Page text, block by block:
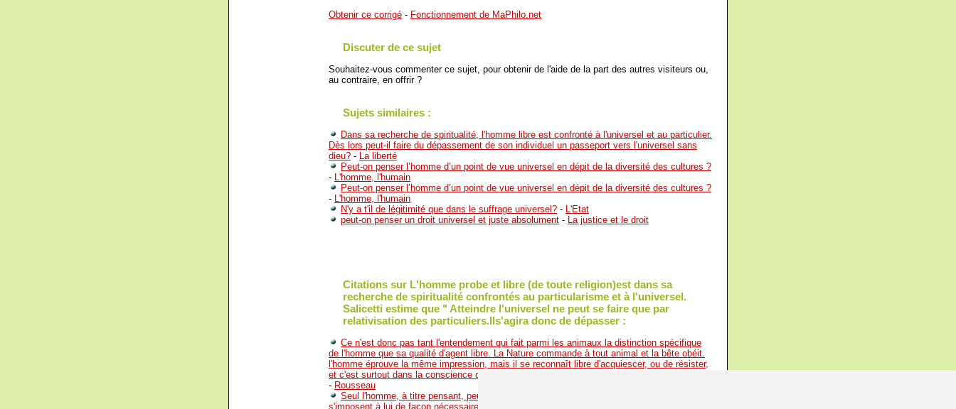
Obtenir ce corrigé - Fonctionnement de MaPhilo.net
Discuter de ce sujet
Souhaitez-vous commenter ce sujet, pour obtenir de l'aide de la part des autres visiteurs ou,
au contraire, en offrir ?
Sujets similaires :
Dans sa recherche de spiritualité, l'homme libre est confronté à l'universel et au particulier.
Dès lors peut-il faire du dépassement de son individuel un passeport vers l'universel sans
dieu? - La liberté
Peut-on penser l’homme d’un point de vue universel en dépit de la diversité des cultures ?
- L'homme, l'humain
Peut-on penser l’homme d’un point de vue universel en dépit de la diversité des cultures ?
- L'homme, l'humain
N'y a t'il de légitimité que dans le suffrage universel? - L'Etat
peut-on penser un droit universel et juste absolument - La justice et le droit
Citations sur L'homme probe et libre (de toute religion)est dans sa
recherche de spiritualité confrontés au particularisme et à l'universel.
Salicetti estime que " Atteindre l'universel ne peut se faire que par
relativisation des particuliers.Ils'agira donc de dépasser :
Ce n'est donc pas tant l'entendement qui fait parmi les animaux la distinction spécifique
de l'homme que sa qualité d'agent libre. La Nature commande à tout animal et la bête obéit.
l'homme éprouve la même impression, mais il se reconnaît libre d'acquiescer, ou de résister,
et c'est surtout dans la conscience de cette liberté que se montre la spiritualité de son âme .
- Rousseau
Seul l'homme, à titre pensant, peut réfléchir sur ses tendances, qui, en elles-mêmes,
s'imposent à lui de façon nécessaire ... la réflexion compare les diverses tendances et leurs